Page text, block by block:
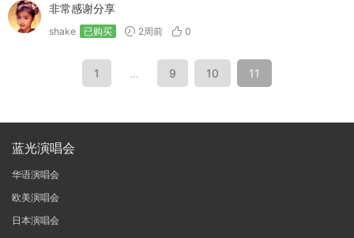
非常感谢分享
shake 已购买 2周前 0
1 … 9 10 11
蓝光演唱会
华语演唱会
欧美演唱会
日本演唱会